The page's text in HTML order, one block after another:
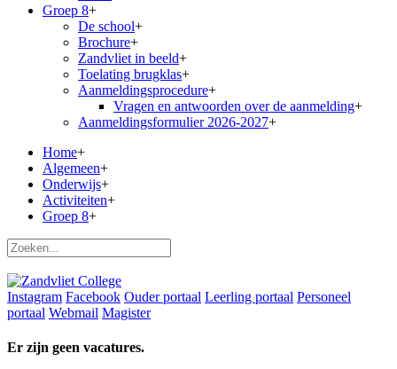
Groep 8+
De school+
Brochure+
Zandvliet in beeld+
Toelating brugklas+
Aanmeldingsprocedure+
Vragen en antwoorden over de aanmelding+
Aanmeldingsformulier 2026-2027+
Home+
Algemeen+
Onderwijs+
Activiteiten+
Groep 8+
Instagram Facebook Ouder portaal Leerling portaal Personeel
portaal Webmail Magister
Er zijn geen vacatures.